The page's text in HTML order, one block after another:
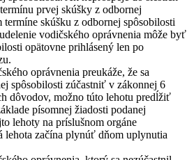
prvej skúšky z odbornej
skúšku z odbornej spôsobilosti
vodičského oprávnenia môže byť
opätovne prihlásený len po
oprávnenia preukáže, že sa
spôsobilosti zúčastniť v zákonnej 6
dôvodov, možno túto lehotu predĺžiť
písomnej žiadosti podanej
lehoty na príslušnom orgáne
lehota začína plynúť dňom uplynutia